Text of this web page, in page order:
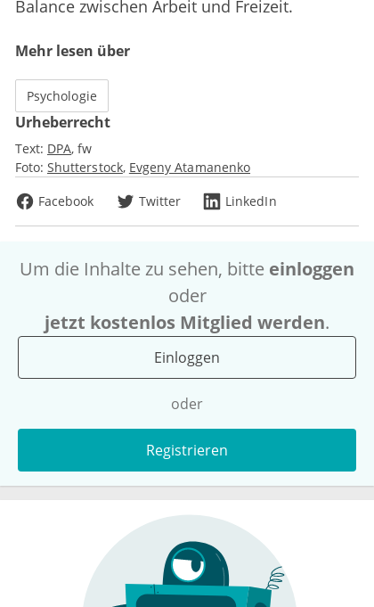
Balance zwischen Arbeit und Freizeit.
Mehr lesen über
Psychologie
Urheberrecht
Text: DPA fw
Foto: Shutterstock Evgeny Atamanenko
Facebook
Twitter LinkedIn
Um die Inhalte zu sehen, bitte einloggen
oder
jetzt kostenlos Mitglied werden.
Einloggen
oder
Registrieren